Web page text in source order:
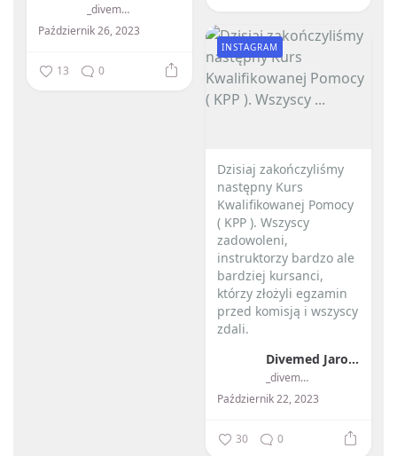
_divemed_
Październik 26, 2023
13 0
Dzisiaj zakończyliśmy
następny Kurs
Kwalifikowanej Pomocy
( KPP ). Wszyscy
zadowoleni,
instruktorzy bardzo ale
bardziej kursanci,
którzy złożyli egzamin
przed komisją i wszyscy
zdali.
Divemed Jarosław Przybylski
_divemed_
Październik 22, 2023
INSTAGRAM
30 0